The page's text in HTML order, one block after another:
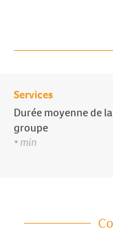
Services
Durée moyenne de
groupe
• min